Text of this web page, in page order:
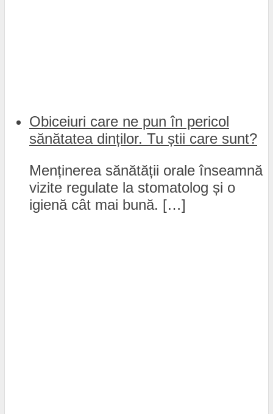
Obiceiuri care ne pun în pericol
sănătatea dinților. Tu știi care sunt?
Menținerea sănătății orale înseamnă
vizite regulate la stomatolog și o
igienă cât mai bună. […]